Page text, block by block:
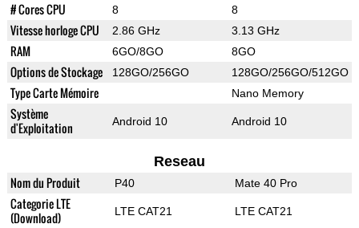
# Cores CPU 8 8
Vitesse horloge CPU 2.86 GHz 3.13 GHz
RAM 6GO/8GO 8GO
Options de Stockage 128GO/256GO 128GO/256GO/512GO
Type Carte Mémoire Nano Memory
Système
d'Exploitation
Android 10 Android 10
Reseau
Nom du Produit P40 Mate 40 Pro
Categorie LTE
(Download)
LTE CAT21 LTE CAT21